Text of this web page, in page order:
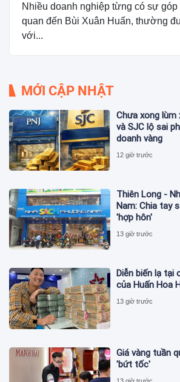
Nhiều doanh nghiệp từng có sự góp
quan đến Bùi Xuân Huấn, thường
với...
MỚI CẬP NHẬT
Chưa xong lùm
và SJC lộ sai
doanh vàng
12 giờ trước
Thiên Long -
Nam: Chia tay
'hợp hôn'
13 giờ trước
Diễn biến lạ tại
của Huấn Hoa
13 giờ trước
Giá vàng tuần
'bứt tốc'